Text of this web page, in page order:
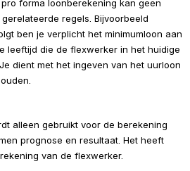
forma loonberekening kan geen
regels. Bijvoorbeeld
ben je verplicht het minimumloon aan
leeftijd die de flexwerker in het huidige
dient met het ingeven van het uurloon
alleen gebruikt voor de berekening
prognose en resultaat. Het heeft
van de flexwerker.